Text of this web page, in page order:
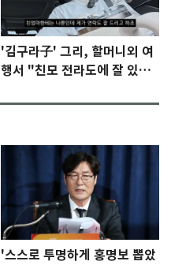
'김구라子' 그리, 할머니외 여
행서 "친모 전라도에 잘 있
'스스로 투명하게 홍명보 뽑았